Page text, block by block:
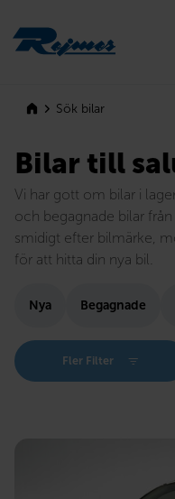
Sök bilar
Bilar till
Vi har gott om bilar i
och begagnade bilar
smidigt efter bilmärke,
för att hitta din nya bil.
Nya Begagnade
Fler Filter